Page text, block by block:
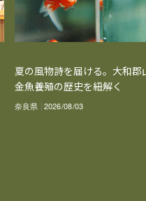
夏の風物詩を届ける。大和郡
金魚養殖の歴史を紐解く
奈良県 2026/08/03